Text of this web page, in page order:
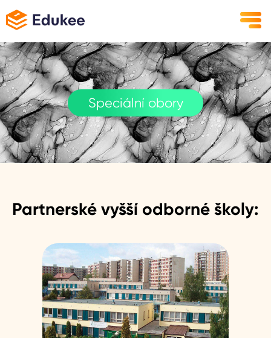
Speciální obory
Partnerské vyšší odborné školy: